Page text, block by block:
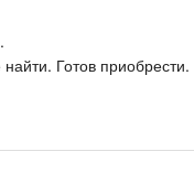
Готов приобрести.